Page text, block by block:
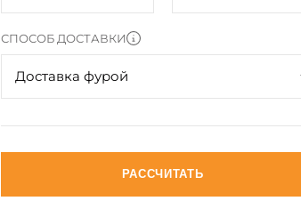
СПОСОБ ДОСТАВКИ
Доставка фурой
РАССЧИТАТЬ